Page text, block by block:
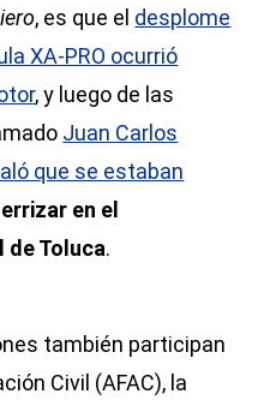
, es que el desplome
XA-PRO ocurrió
, y luego de las
Juan Carlos
que se estaban
en el
Toluca.
también participan
Civil (AFAC), la